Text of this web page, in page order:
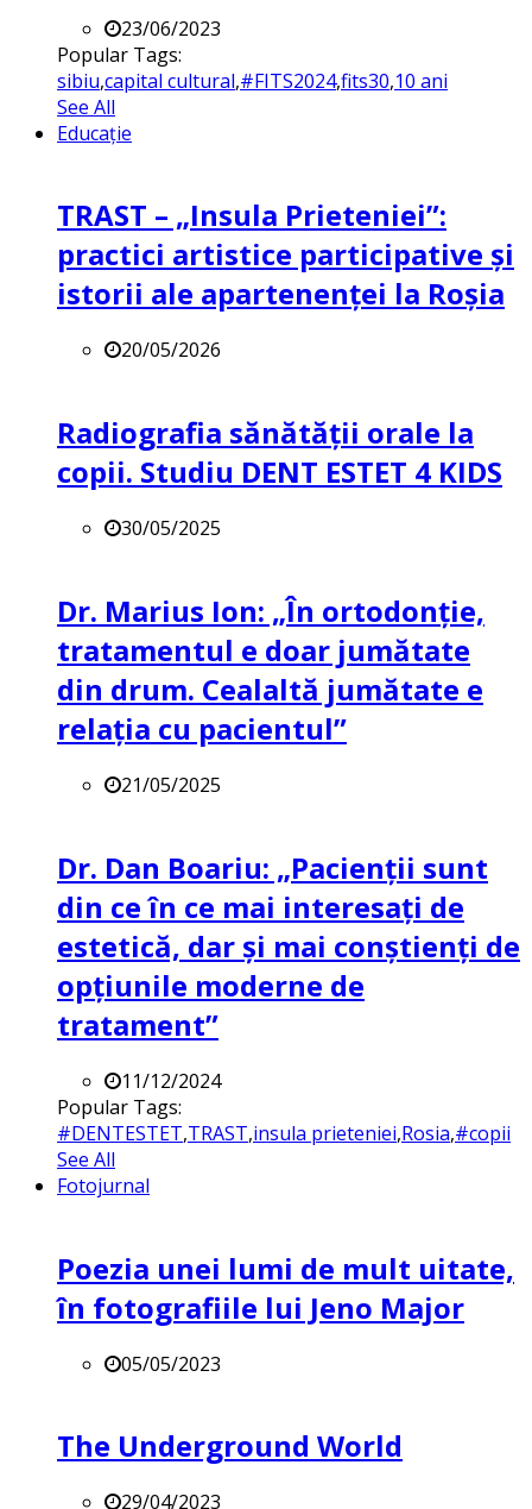
23/06/2023
Popular Tags:
sibiu,capital cultural,#FITS2024,fits30,10 ani
See All
Educație
TRAST – „Insula Prieteniei”:
practici artistice participative și
istorii ale apartenenței la Roșia
20/05/2026
Radiografia sănătății orale la
copii. Studiu DENT ESTET 4 KIDS
30/05/2025
Dr. Marius Ion: „În ortodonție,
tratamentul e doar jumătate
din drum. Cealaltă jumătate e
relația cu pacientul”
21/05/2025
Dr. Dan Boariu: „Pacienții sunt
din ce în ce mai interesați de
estetică, dar și mai conștienți de
opțiunile moderne de
tratament”
11/12/2024
Popular Tags:
#DENTESTET,TRAST,insula prieteniei,Rosia,#copii
See All
Fotojurnal
Poezia unei lumi de mult uitate,
în fotografiile lui Jeno Major
05/05/2023
The Underground World
29/04/2023